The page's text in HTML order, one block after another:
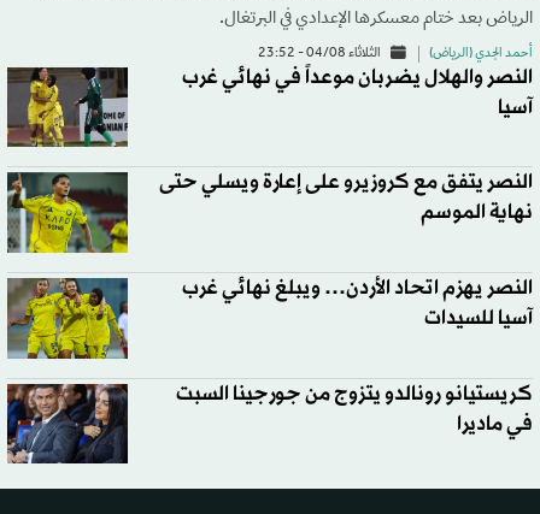
الرياض بعد ختام معسكرها الإعدادي في البرتغال.
أحمد الجدي (الرياض) الثلاثاء 04/08 - 23:52
النصر والهلال يضربان موعداً في نهائي غرب
آسيا
النصر يتفق مع كروزيرو على إعارة ويسلي حتى
نهاية الموسم
النصر يهزم اتحاد الأردن… ويبلغ نهائي غرب
آسيا للسيدات
كريستيانو رونالدو يتزوج من جورجينا السبت
في ماديرا